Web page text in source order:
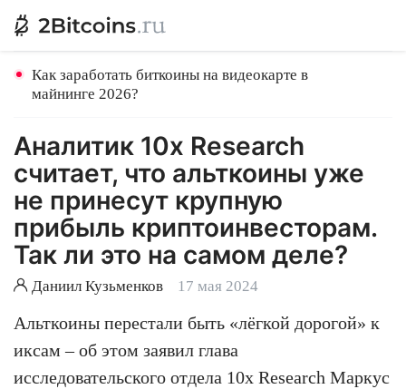
Как заработать биткоины на видеокарте в
майнинге 2026?
Аналитик 10x Research
считает, что альткоины уже
не принесут крупную
прибыль криптоинвесторам.
Так ли это на самом деле?
Даниил Кузьменков 17 мая 2024
Альткоины перестали быть «лёгкой дорогой» к
иксам – об этом заявил глава
исследовательского отдела 10x Research Маркус